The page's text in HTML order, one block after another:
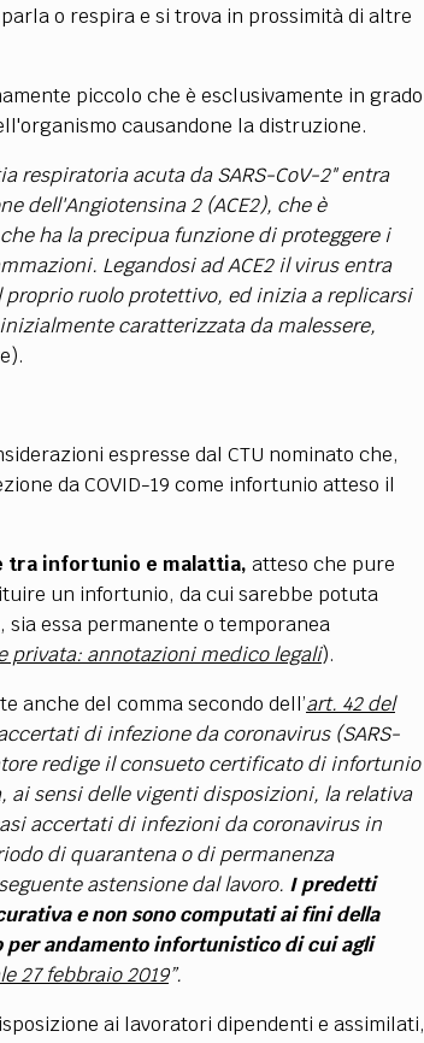
o respira e si trova in prossimità di altre
piccolo che è esclusivamente in grado
causandone la distruzione.
respiratoria acuta da SARS-CoV-2" entra
dell'Angiotensina 2 (ACE2), che è
ha la precipua funzione di proteggere i
Legandosi ad ACE2 il virus entra
ruolo protettivo, ed inizia a replicarsi
caratterizzata da malessere,
espresse dal CTU nominato che,
da COVID-19 come infortunio atteso il
tra infortunio e malattia, atteso che pure
un infortunio, da cui sarebbe potuta
essa permanente o temporanea
privata: annotazioni medico legali).
anche del comma secondo dell’art. 42 del
di infezione da coronavirus (SARS-
redige il consueto certificato di infortunio
ai sensi delle vigenti disposizioni, la relativa
accertati di infezioni da coronavirus in
di quarantena o di permanenza
astensione dal lavoro. I predetti
e non sono computati ai fini della
per andamento infortunistico di cui agli
27 febbraio 2019”.
ai lavoratori dipendenti e assimilati,